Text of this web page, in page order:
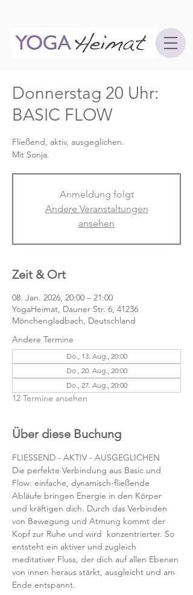
Donnerstag 20 Uhr:
BASIC FLOW
Fließend, aktiv, ausgeglichen.
Mit Sonja.
Anmeldung folgt
Andere Veranstaltungen
ansehen
Zeit & Ort
08. Jan. 2026, 20:00 – 21:00
YogaHeimat, Dauner Str. 6, 41236
Mönchengladbach, Deutschland
Andere Termine
Do., 13. Aug., 20:00
Do., 20. Aug., 20:00
Do., 27. Aug., 20:00
12 Termine ansehen
Über diese Buchung
FLIESSEND - AKTIV - AUSGEGLICHEN
Die perfekte Verbindung aus Basic und
Flow: einfache, dynamisch-fließende
Abläufe bringen Energie in den Körper
und kräftigen dich. Durch das Verbinden
von Bewegung und Atmung kommt der
Kopf zur Ruhe und wird  konzentrierter. So
entsteht ein aktiver und zugleich
meditativer Fluss, der dich auf allen Ebenen
von innen heraus stärkt, ausgleicht und am
Ende entspannt.